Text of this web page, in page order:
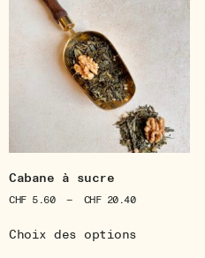
Cabane à sucre
CHF5.60 – CHF20.40
Choix des options